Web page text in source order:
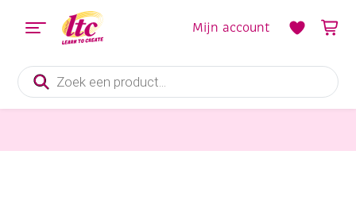
Producten
zoeken
Mijn account